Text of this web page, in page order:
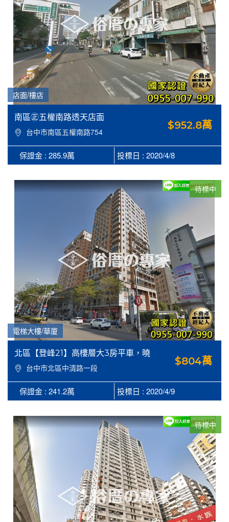
店面/樓店
南區㊣五權南路透天店面
$952.8萬
台中市南區五權南路754
號
保證金 : 285.9萬 投標日 : 2020/4/8
待標中
電梯大樓/華廈
北區【登峰21】高樓層大3房平車，曉
明女中旁
$804萬
台中市北區中清路一段
652號14樓之2
保證金 : 241.2萬 投標日 : 2020/4/9
待標中